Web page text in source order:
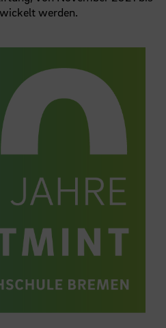
werden.